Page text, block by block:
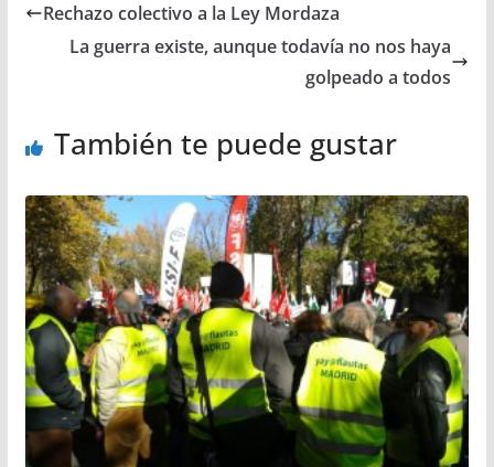
Rechazo colectivo a la Ley Mordaza
La guerra existe, aunque todavía no nos haya
golpeado a todos
También te puede gustar